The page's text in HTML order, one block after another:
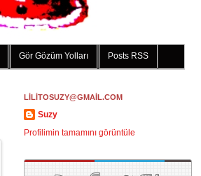
Gör Gözüm Yolları Posts RSS
LİLİTOSUZY@GMAİL.COM
Suzy
Profilimin tamamını görüntüle